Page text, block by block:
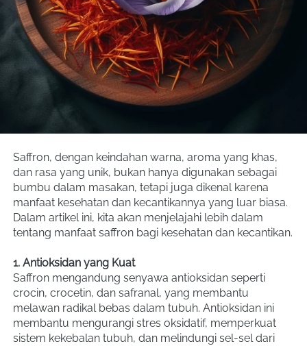
Saffron, dengan keindahan warna, aroma yang khas,
dan rasa yang unik, bukan hanya digunakan sebagai
bumbu dalam masakan, tetapi juga dikenal karena
manfaat kesehatan dan kecantikannya yang luar biasa.
Dalam artikel ini, kita akan menjelajahi lebih dalam
tentang manfaat saffron bagi kesehatan dan kecantikan.
1. Antioksidan yang Kuat
Saffron mengandung senyawa antioksidan seperti
crocin, crocetin, dan safranal, yang membantu
melawan radikal bebas dalam tubuh. Antioksidan ini
membantu mengurangi stres oksidatif, memperkuat
sistem kekebalan tubuh, dan melindungi sel-sel dari